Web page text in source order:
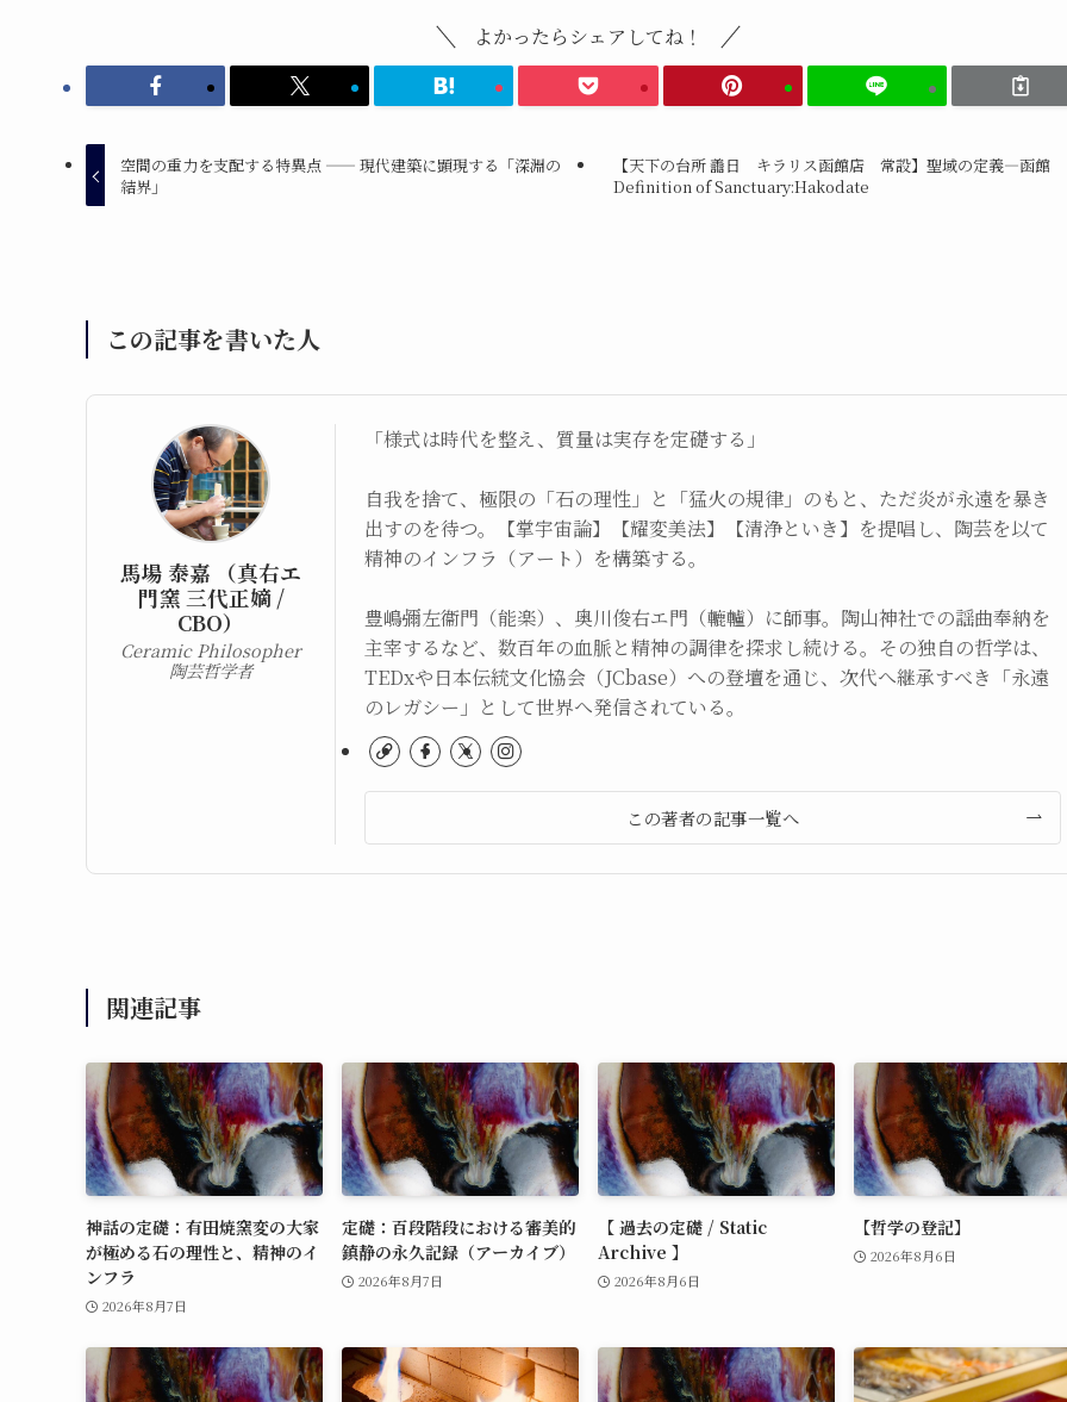
よかったらシェアしてね！
空間の重力を支配する特異点 —— 現代建築に顕現する「深淵の
結界」
【天下の台所 譱日 キラリス函館店 常設】聖域の定義―函館
Definition of Sanctuary:Hakodate
この記事を書いた人
馬場 泰嘉 （真右エ
門窯 三代正嫡 /
CBO）
Ceramic Philosopher
陶芸哲学者
「様式は時代を整え、質量は実存を定礎する」
自我を捨て、極限の「石の理性」と「猛火の規律」のもと、ただ炎が永遠を暴き
出すのを待つ。【掌宇宙論】【耀変美法】【清浄といき】を提唱し、陶芸を以て
精神のインフラ（アート）を構築する。
豊嶋彌左衞門（能楽）、奥川俊右エ門（轆轤）に師事。陶山神社での謡曲奉納を
主宰するなど、数百年の血脈と精神の調律を探求し続ける。その独自の哲学は、
TEDxや日本伝統文化協会（JCbase）への登壇を通じ、次代へ継承すべき「永遠
のレガシー」として世界へ発信されている。
この著者の記事一覧へ
関連記事
神話の定礎：有田焼窯変の大家
が極める石の理性と、精神のイ
ンフラ
2026年8月7日
定礎：百段階段における審美的
鎮静の永久記録（アーカイブ）
2026年8月7日
【 過去の定礎 / Static
Archive 】
2026年8月6日
【哲学の登記】
2026年8月6日